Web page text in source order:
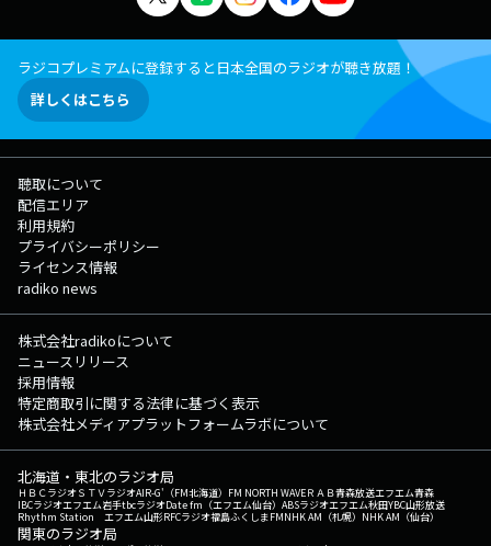
ラジコプレミアムに登録すると日本全国のラジオが聴き放題！
詳しくはこちら
聴取について
配信エリア
利用規約
プライバシーポリシー
ライセンス情報
radiko news
株式会社radikoについて
ニュースリリース
採用情報
特定商取引に関する法律に基づく表示
株式会社メディアプラットフォームラボについて
北海道・東北のラジオ局
ＨＢＣラジオＳＴＶラジオAIR-G'（FM北海道） FM NORTH WAVEＲＡＢ青森放送エフエム青森
IBCラジオエフエム岩手tbcラジオDate fm（エフエム仙台） ABSラジオエフエム秋田YBC山形放送
Rhythm Station エフエム山形RFCラジオ福島ふくしまFMNHK AM（札幌） NHK AM（仙台）
関東のラジオ局